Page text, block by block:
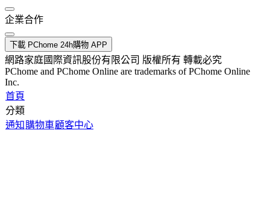
企業合作
下載 PChome 24h購物 APP
網路家庭國際資訊股份有限公司 版權所有 轉載必究
PChome and PChome Online are trademarks of PChome Online
Inc.
首頁
分類
通知 購物車顧客中心